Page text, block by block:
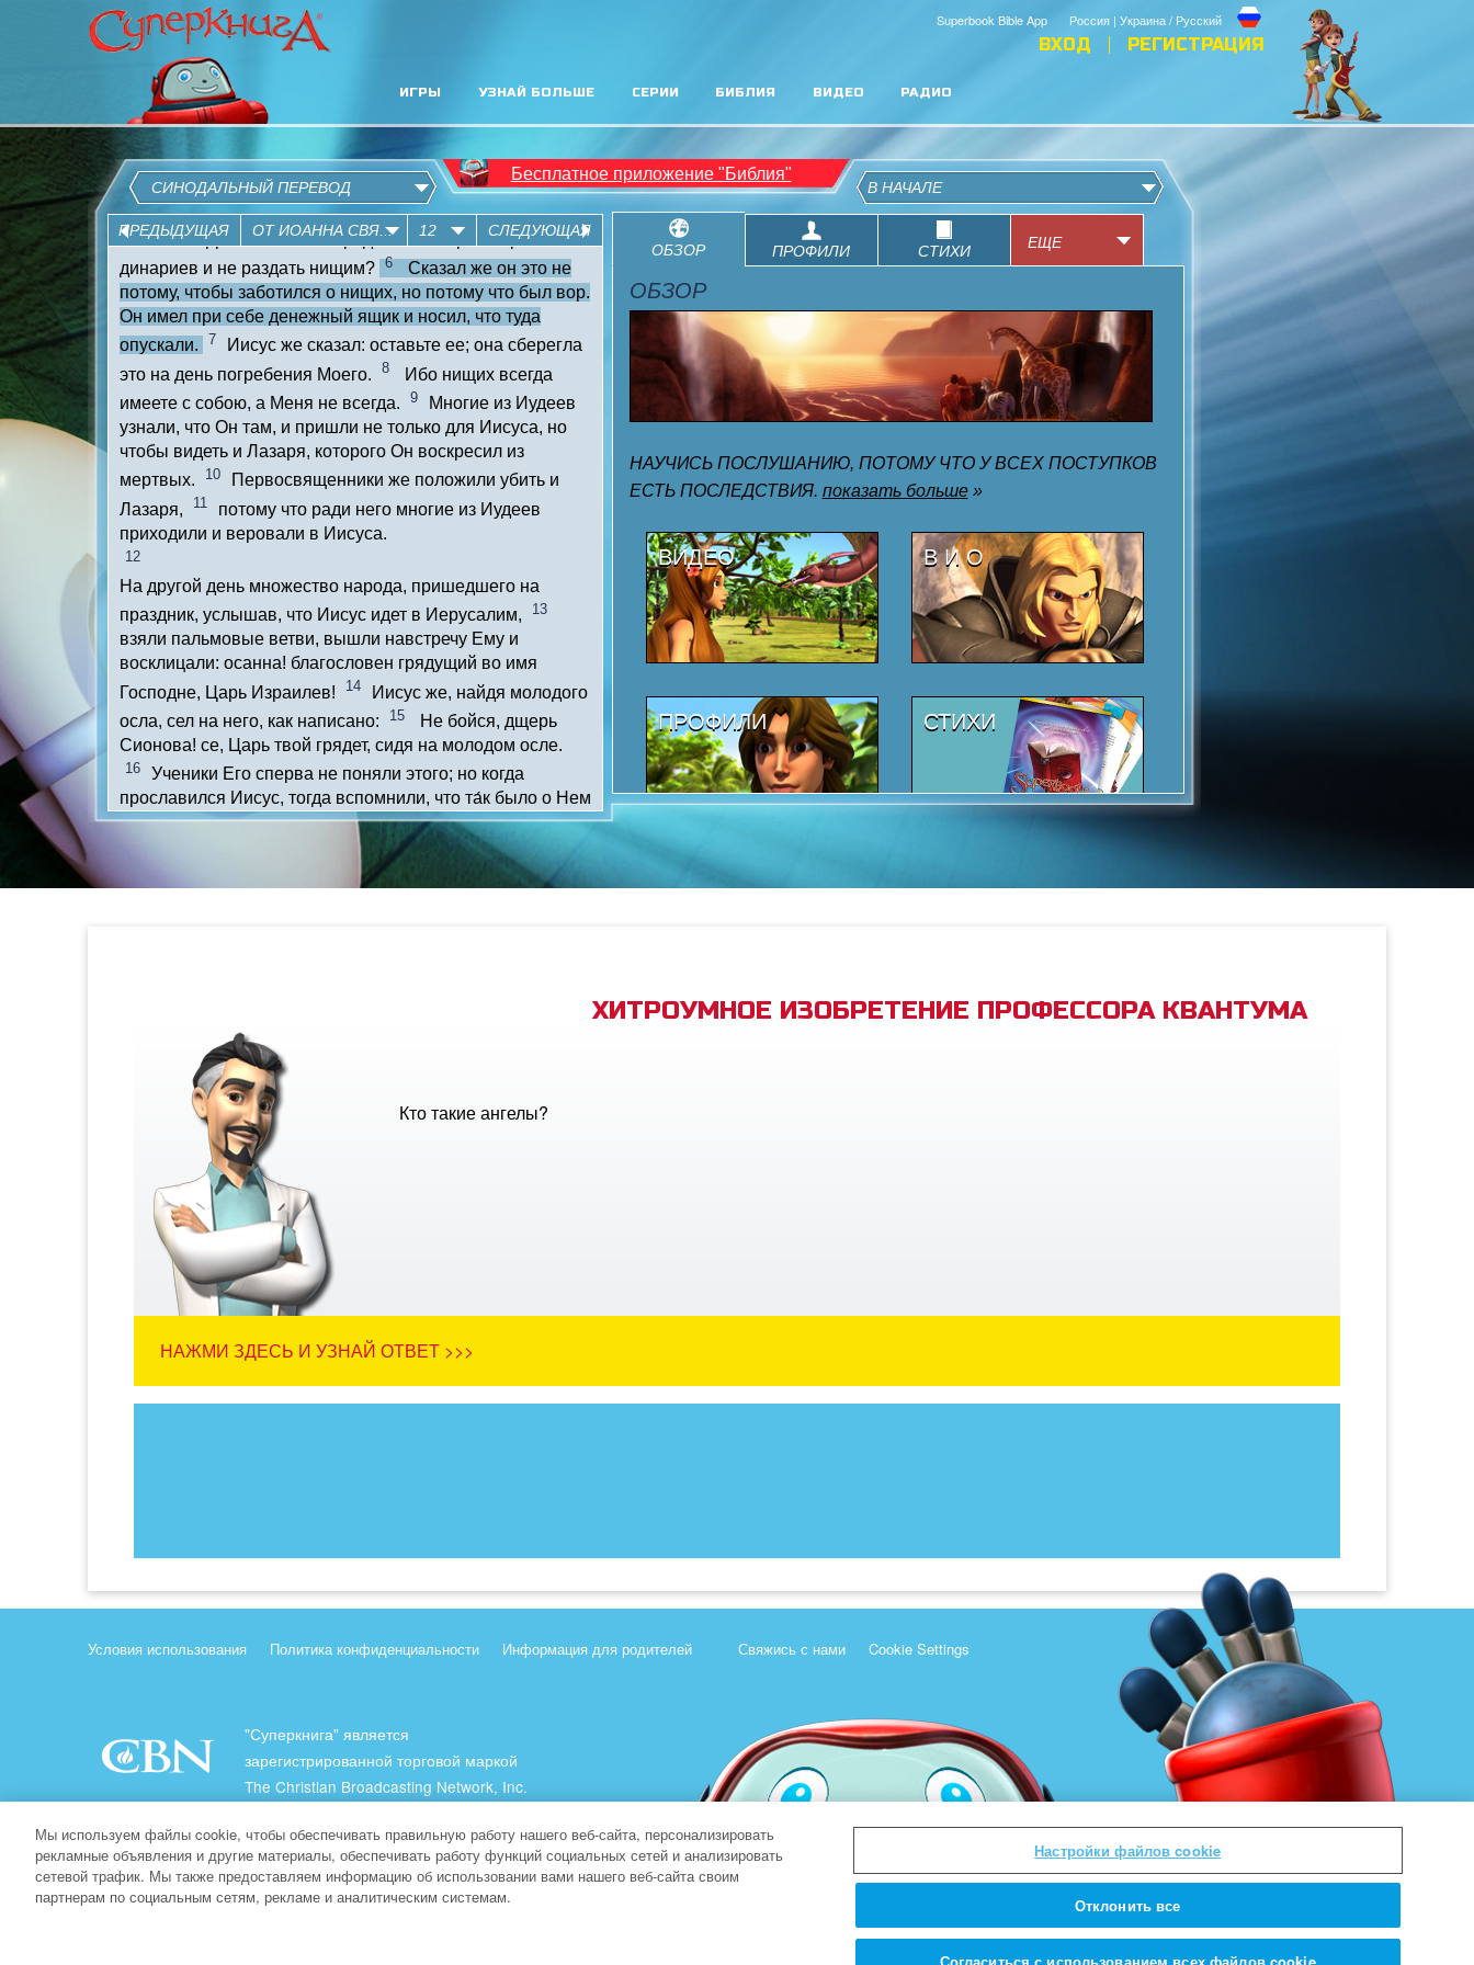
Россия | Украина / Русский
Superbook Bible App
ВХОД РЕГИСТРАЦИЯ
ИГРЫ УЗНАЙ БОЛЬШЕ СЕРИИ БИБЛИЯ ВИДЕО РАДИО
ХИТРОУМНОЕ ИЗОБРЕТЕНИЕ ПРОФЕССОРА КВАНТУМА
Кто такие ангелы?
НАЖМИ ЗДЕСЬ И УЗНАЙ ОТВЕТ >>>
Условия использования Политика конфиденциальности Информация для родителей Свяжись с нами Cookie Settings
"Суперкнига" является
зарегистрированной торговой маркой
The Christian Broadcasting Network, Inc.
Все права защищены.
About CBN
Мы используем файлы cookie, чтобы обеспечивать правильную работу нашего веб-сайта, персонализировать
рекламные объявления и другие материалы, обеспечивать работу функций социальных сетей и анализировать
сетевой трафик. Мы также предоставляем информацию об использовании вами нашего веб-сайта своим
партнерам по социальным сетям, рекламе и аналитическим системам.
Настройки файлов cookie
Отклонить все